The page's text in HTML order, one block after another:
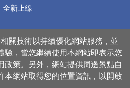
全新上線
物 > 美食快搜
飲茶
關技術以持續優化網站服務，並
驗，當您繼續使用本網站即表示您
策。另外，網站提供周邊景點自
本網站取得您的位置資訊，以開啟